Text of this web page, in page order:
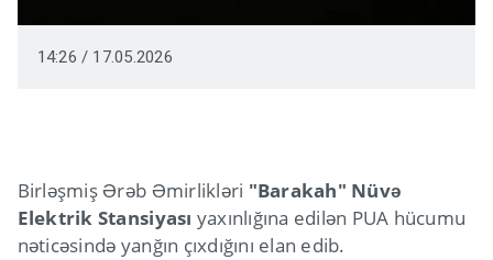
14:26 / 17.05.2026
Birləşmiş Ərəb Əmirlikləri "Barakah" Nüvə
Elektrik Stansiyası yaxınlığına edilən PUA hücumu
nəticəsində yanğın çıxdığını elan edib.